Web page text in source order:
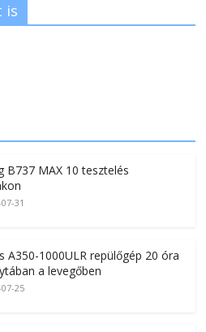
is
B737 MAX 10 tesztelés
31
A350-1000ULR repülőgép 20 óra
a levegőben
25